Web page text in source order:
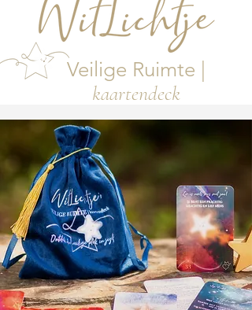
Veilige Ruimte |
kaartendeck